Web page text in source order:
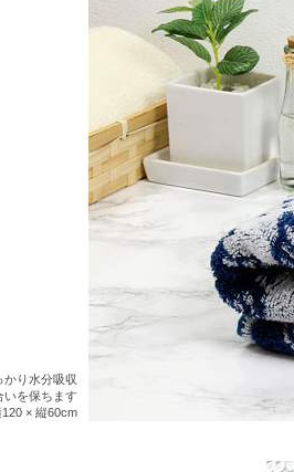
かり水分吸収
いを保ちます
× 縦60cm